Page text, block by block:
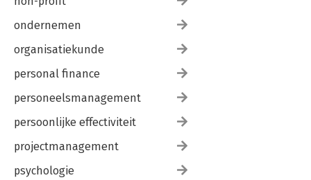
ondernemen
organisatiekunde
personal finance
personeelsmanagement
persoonlijke effectiviteit
projectmanagement
psychologie